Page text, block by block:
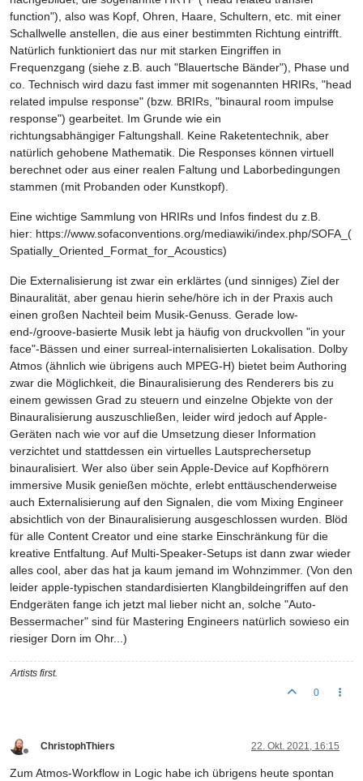
function"), also was Kopf, Ohren, Haare, Schultern, etc. mit einer
Schallwelle anstellen, die aus einer bestimmten Richtung eintrifft.
Natürlich funktioniert das nur mit starken Eingriffen in
Frequenzgang (siehe z.B. auch "Blauertsche Bänder"), Phase und
co. Technisch wird dazu fast immer mit sogenannten HRIRs, "head
related impulse response" (bzw. BRIRs, "binaural room impulse
response") gearbeitet. Im Grunde wie ein
richtungsabhängiger Faltungshall. Keine Raketentechnik, aber
natürlich gehobene Mathematik. Die Responses können virtuell
berechnet oder aus einer realen Faltung und Laborbedingungen
stammen (mit Probanden oder Kunstkopf).
Eine wichtige Sammlung von HRIRs und Infos findest du z.B.
hier: https://www.sofaconventions.org/mediawiki/index.php/SOFA_(
Spatially_Oriented_Format_for_Acoustics)
Die Externalisierung ist zwar ein erklärtes (und sinniges) Ziel der
Binauralität, aber genau hierin sehe/höre ich in der Praxis auch
einen großen Nachteil beim Musik-Genuss. Gerade low-
end-/groove-basierte Musik lebt ja häufig von druckvollen "in your
face"-Bässen und einer surreal-internalisierten Lokalisation. Dolby
Atmos (ähnlich wie übrigens auch MPEG-H) bietet beim Authoring
zwar die Möglichkeit, die Binauralisierung des Renderers bis zu
einem gewissen Grad zu steuern und einzelne Objekte von der
Binauralisierung auszuschließen, leider wird jedoch auf Apple-
Geräten nach wie vor auf die Umsetzung dieser Information
verzichtet und stattdessen ein virtuelles Lautsprechersetup
binauralisiert. Wer also über sein Apple-Device auf Kopfhörern
immersive Musik genießen möchte, erlebt enttäuschenderweise
auch Externalisierung auf den Signalen, die vom Mixing Engineer
absichtlich von der Binauralisierung ausgeschlossen wurden. Blöd
für alle Content Creator und eine starke Einschränkung für die
kreative Entfaltung. Auf Multi-Speaker-Setups ist dann zwar wieder
alles cool, aber das hat ja kaum jemand im Wohnzimmer. (Von den
leider apple-typischen standardisierten Klangbildeingriffen auf den
Endgeräten fange ich jetzt mal lieber nicht an, solche "Auto-
Bessermacher" sind für Mastering Engineers natürlich sowieso ein
riesiger Dorn im Ohr...)
Artists first.
0
ChristophThiers 22. Okt. 2021, 16:15
Zum Atmos-Workflow in Logic habe ich übrigens heute spontan